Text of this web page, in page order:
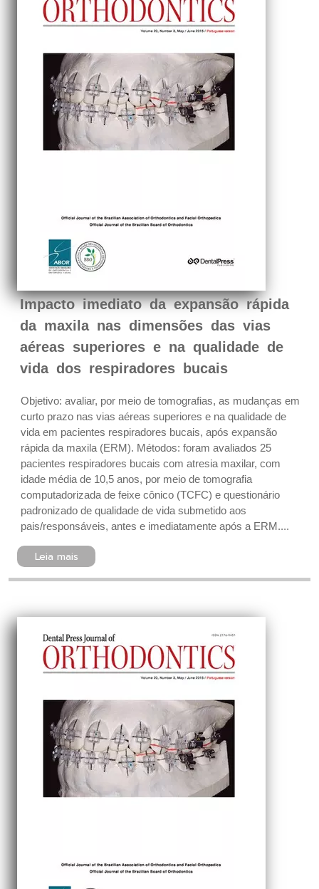
Impacto imediato da expansão rápida
da maxila nas dimensões das vias
aéreas superiores e na qualidade de
vida dos respiradores bucais
Objetivo: avaliar, por meio de tomografias, as mudanças em
curto prazo nas vias aéreas superiores e na qualidade de
vida em pacientes respiradores bucais, após expansão
rápida da maxila (ERM). Métodos: foram avaliados 25
pacientes respiradores bucais com atresia maxilar, com
idade média de 10,5 anos, por meio de tomografia
computadorizada de feixe cônico (TCFC) e questionário
padronizado de qualidade de vida submetido aos
pais/responsáveis, antes e imediatamente após a ERM....
Leia mais